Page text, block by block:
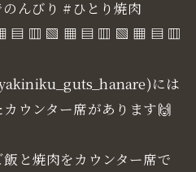
んびり #ひとり焼肉
▤ ▥ ▧ ▦ ▤ ▥ ▧ ▦ ▤ ▥
には
ウンター席があります🙌
と焼肉をカウンター席で